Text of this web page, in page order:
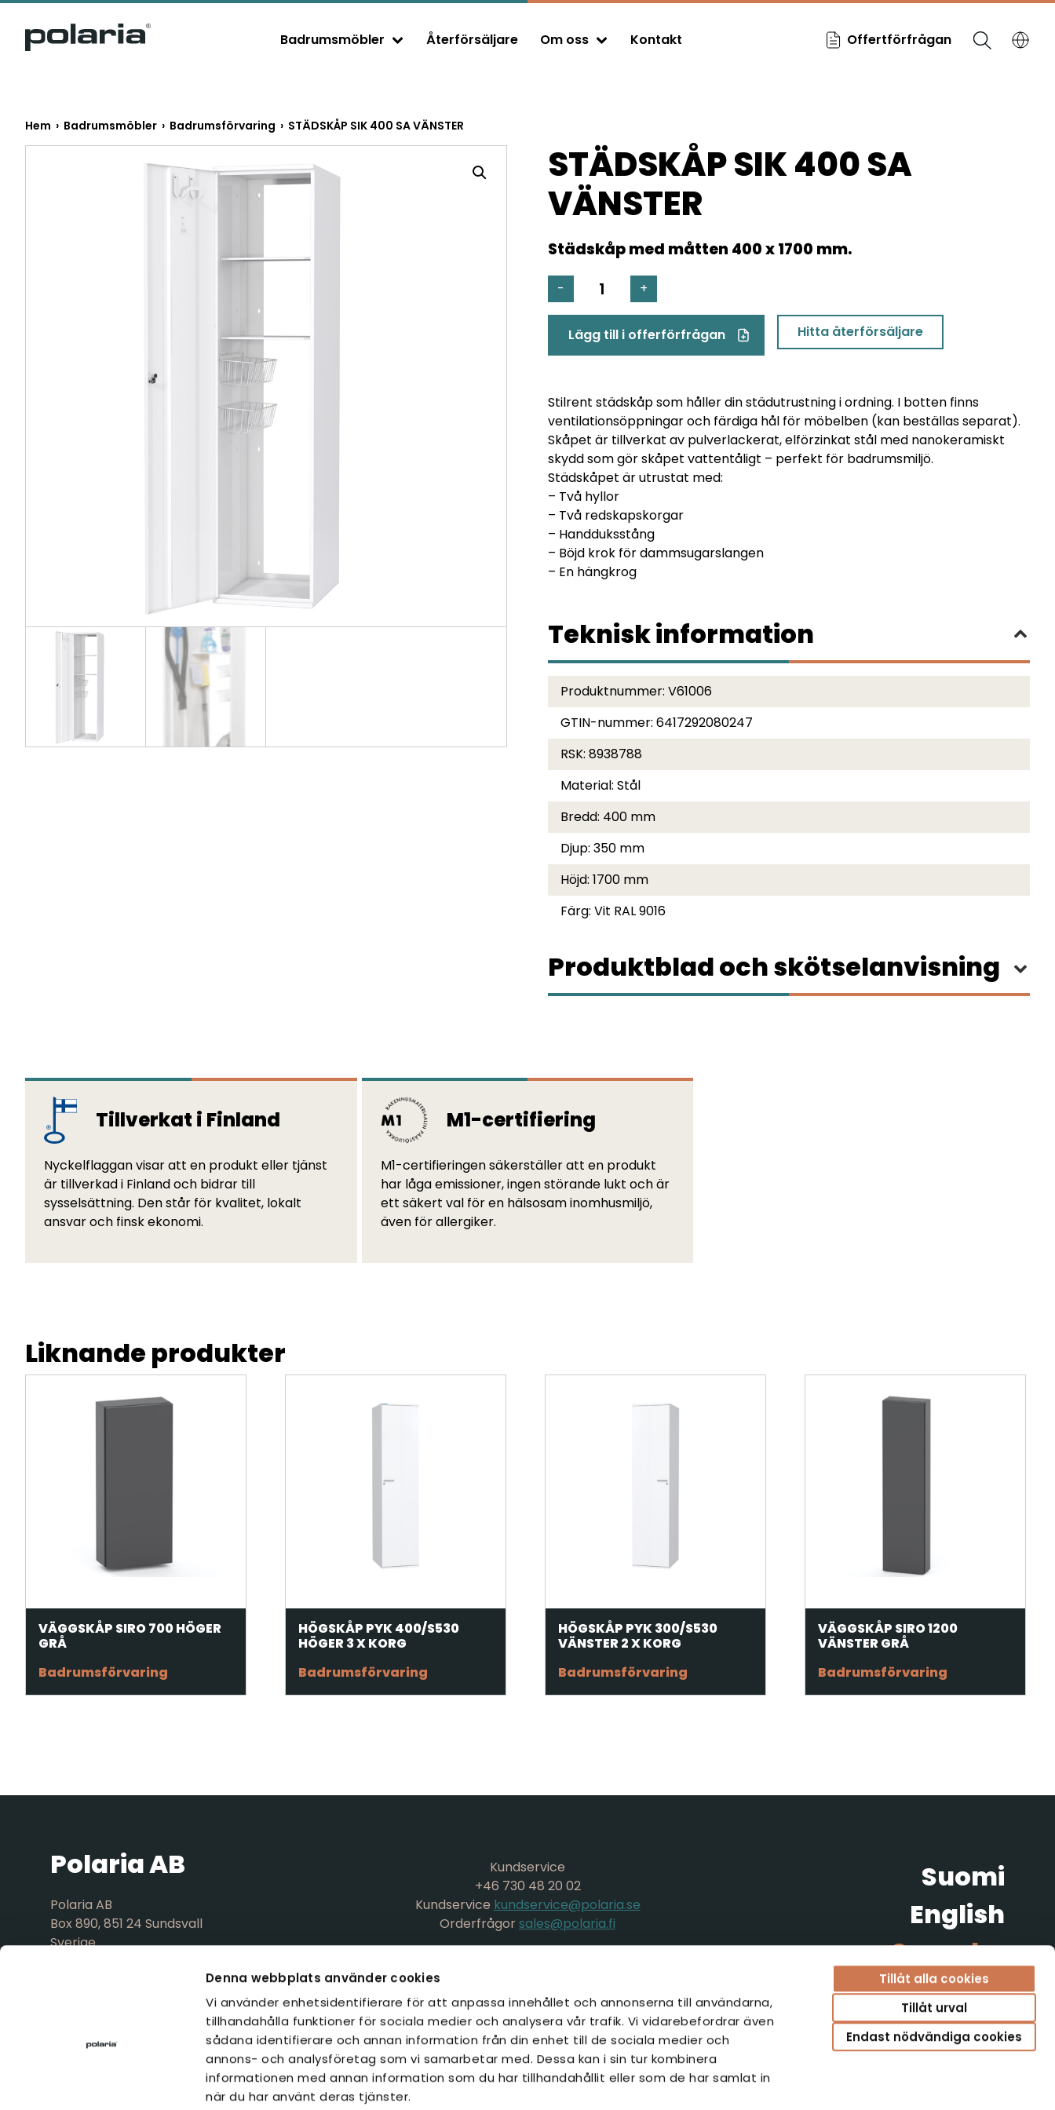
Denna webbplats använder cookies
Vi använder enhetsidentifierare för att anpassa innehållet och annonserna till användarna,
tillhandahålla funktioner för sociala medier och analysera vår trafik. Vi vidarebefordrar även
sådana identifierare och annan information från din enhet till de sociala medier och
annons- och analysföretag som vi samarbetar med. Dessa kan i sin tur kombinera
informationen med annan information som du har tillhandahållit eller som de har samlat in
när du har använt deras tjänster.
Tillåt alla cookies
Tillåt urval
Endast nödvändiga cookies
https://polaria.fi/name BadrumsmöblerExpand child menu Återförsäljare Om oss Kontakt Offertförfrågan
Hem › Badrumsmöbler › Badrumsförvaring › STÄDSKÅP SIK 400 SA VÄNSTER
STÄDSKÅP SIK 400 SA
VÄNSTER
Städskåp med måtten 400 x 1700 mm.
-
STÄDSKÅP
SIK
VÄNSTER
+
Lägg till i offerförfrågan Hitta återförsäljare
Stilrent städskåp som håller din städutrustning i ordning. I botten finns
ventilationsöppningar och färdiga hål för möbelben (kan beställas separat).
Skåpet är tillverkat av pulverlackerat, elförzinkat stål med nanokeramiskt
skydd som gör skåpet vattentåligt – perfekt för badrumsmiljö.
Städskåpet är utrustat med:
– Två hyllor
– Två redskapskorgar
– Handduksstång
– Böjd krok för dammsugarslangen
– En hängkrog
Teknisk information
Produktnummer: V61006
GTIN-nummer: 6417292080247
RSK: 8938788
Material: Stål
Bredd: 400 mm
Djup: 350 mm
Höjd: 1700 mm
Färg: Vit RAL 9016
Produktblad och skötselanvisning
Tillverkat i Finland
Nyckelflaggan visar att en produkt eller tjänst
är tillverkad i Finland och bidrar till
sysselsättning. Den står för kvalitet, lokalt
ansvar och finsk ekonomi.
M1-certifiering
M1-certifieringen säkerställer att en produkt
har låga emissioner, ingen störande lukt och är
ett säkert val för en hälsosam inomhusmiljö,
även för allergiker.
Liknande produkter
VÄGGSKÅP SIRO 700 HÖGER
GRÅ
Badrumsförvaring
HÖGSKÅP PYK 400/S530
HÖGER 3 X KORG
Badrumsförvaring
HÖGSKÅP PYK 300/S530
VÄNSTER 2 X KORG
Badrumsförvaring
VÄGGSKÅP SIRO 1200
VÄNSTER GRÅ
Badrumsförvaring
Polaria AB
Polaria AB
Box 890, 851 24 Sundsvall
Sverige
Yrittäjäntie 4, 52700 Mäntyharju
Kundservice
+46 730 48 20 02
Kundservice kundservice@polaria.se
Orderfrågorsales@polaria.fi
Suomi
English
Svenska
Norsk